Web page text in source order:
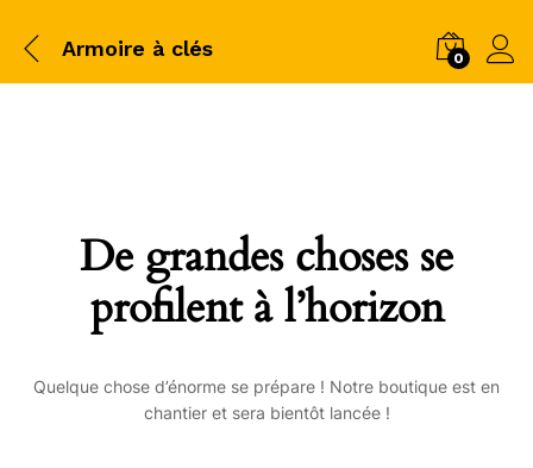
Armoire à clés 0
De grandes choses se
profilent à l’horizon
Quelque chose d’énorme se prépare ! Notre boutique est en
chantier et sera bientôt lancée !